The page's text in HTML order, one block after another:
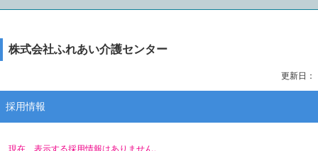
株式会社ふれあい介護センター
更新日：
採用情報
現在、表示する採用情報はありません。